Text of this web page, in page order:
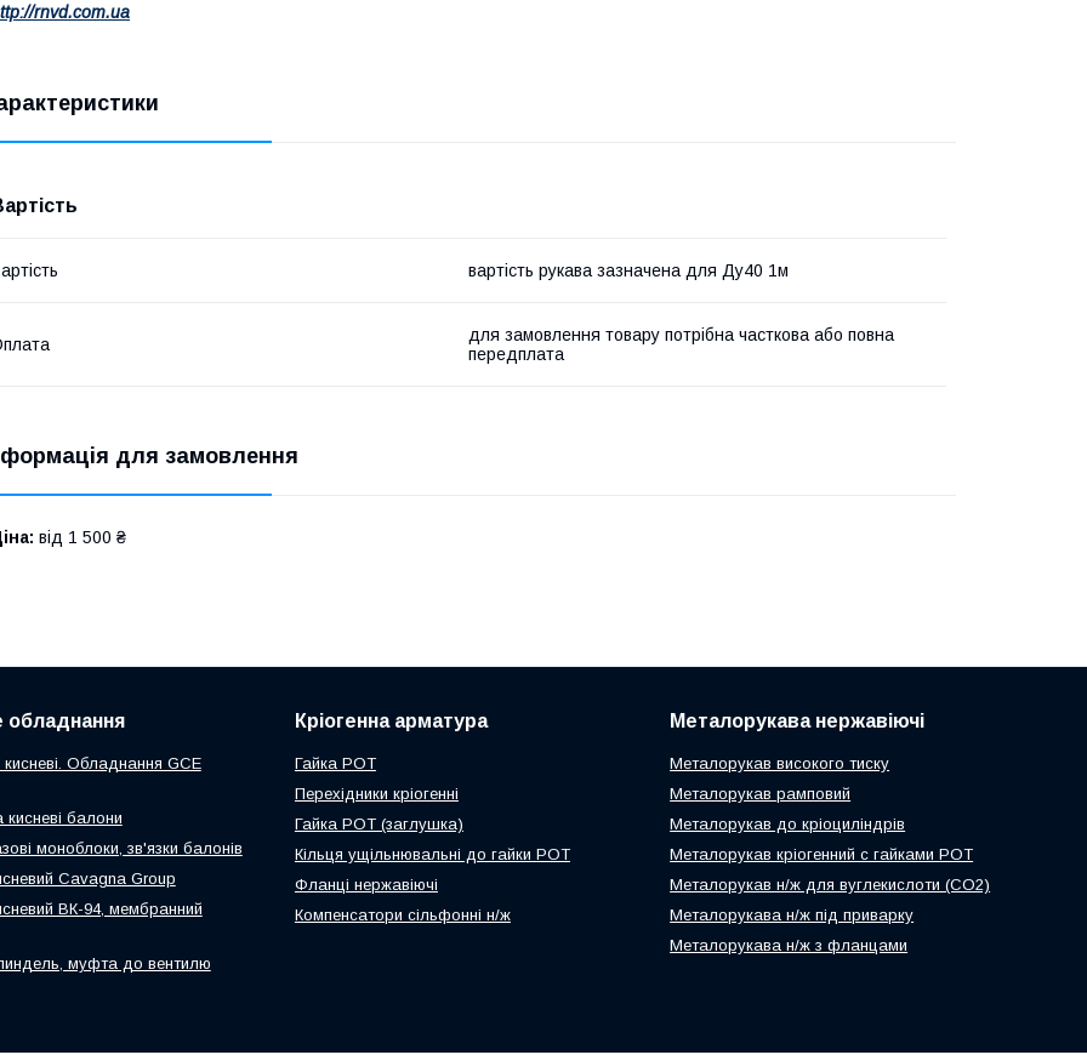
rnvd.com.ua
вартість рукава зазначена для Ду40 1м
для замовлення товару потрібна часткова або повна
передплата
для замовлення
від 1 500 ₴
обладнання
Обладнання GCE
кисневі балони
моноблоки, зв'язки балонів
Cavagna Group
ВК-94, мембранний
муфта до вентилю
Кріогенна арматура
Гайка РОТ
Перехідники кріогенні
Гайка РОТ (заглушка)
Кільця ущільнювальні до гайки РОТ
Фланці нержавіючі
Компенсатори сільфонні н/ж
Металорукава нержавіючі
Металорукав високого тиску
Металорукав рамповий
Металорукав до кріоциліндрів
Металорукав кріогенний с гайками РОТ
Металорукав н/ж для вуглекислоти (СО2)
Металорукава н/ж під приварку
Металорукава н/ж з фланцами